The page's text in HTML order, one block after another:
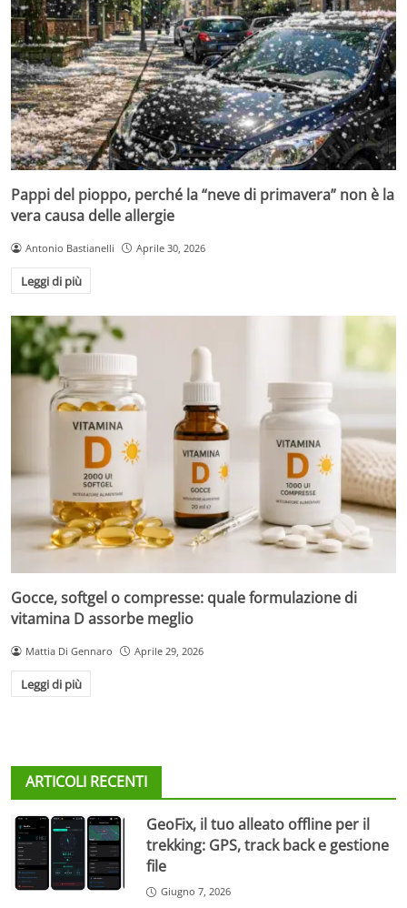
Pappi del pioppo, perché la “neve di primavera” non è la
vera causa delle allergie
Antonio Bastianelli Aprile 30, 2026
Leggi di più
Gocce, softgel o compresse: quale formulazione di
vitamina D assorbe meglio
Mattia Di Gennaro Aprile 29, 2026
Leggi di più
ARTICOLI RECENTI
GeoFix, il tuo alleato offline per il
trekking: GPS, track back e gestione
file
Giugno 7, 2026